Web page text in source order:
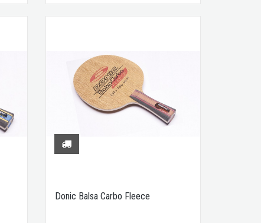
Donic Balsa Carbo Fleece